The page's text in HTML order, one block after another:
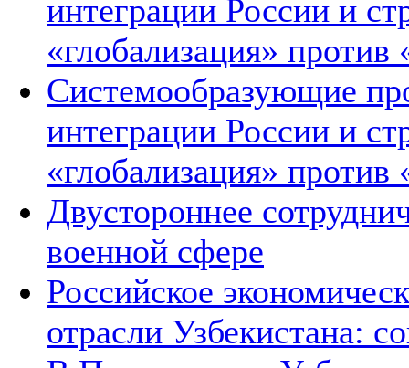
интеграции России и
«глобализация»
Системообразующие
интеграции России и
«глобализация»
Двустороннее
военной сфере
Российское
отрасли Узбекистана: